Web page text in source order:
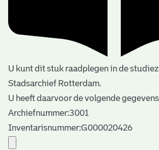
U kunt dit stuk raadplegen in de
Stadsarchief Rotterdam.
U heeft daarvoor de volgende
Archiefnummer:3001
Inventarisnummer:G000020426